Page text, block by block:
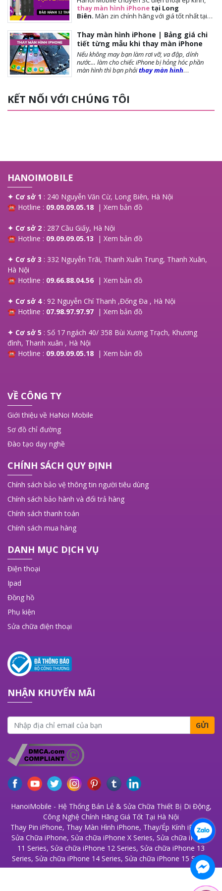
Kết nối / SIM: 1 eSIM, Hỗ trợ nghe
gọi độc lập qua mạng 4G/LTE,
GPS băng tần kép (L1 & L5)
thay màn hình iPhone tại Long
Biên. Màn zin chính hãng với giá tốt nhất tại
15 phút. Chế độ bảo hành tốt nhất tới khách
hàng. Tặng cường lực full màn, tặng ốp lưng,
miễn phí vệ sinh máy.
Thay màn hình iPhone | Bảng giá chi
tiết từng mẫu khi thay màn iPhone
Nếu không may bạn làm rơi vỡ, va đập, dính
nước… làm cho chiếc iPhone bị hỏng hóc phần
màn hình thì bạn phảithay màn hình
đây,Hanoi Mobile
lưu ý trước khi thay màn, các loại màn phổ biến và
giá thay màn hình là bao nhiêu?, mời bạn tham
KẾT NỐI VỚI CHÚNG TÔI
HANOIMOBILE
✦ Cơ sở 1 : 240 Nguyễn Văn Cừ, Long Biên, Hà Nội
☎ Hotline : 09.09.09.05.18 | Xem bản đồ
✦ Cơ sở 2 : 287 Cầu Giấy, Hà Nội
☎ Hotline : 09.09.09.05.13 | Xem bản đồ
✦ Cơ sở 3 : 332 Nguyễn Trãi, Thanh Xuân Trung, Thanh Xuân,
Hà Nội
☎ Hotline : 09.66.88.04.56 | Xem bản đồ
✦ Cơ sở 4: 92 Nguyễn Chí Thanh ,Đống Đa , Hà Nội
☎ Hotline : 07.98.97.97.97 | Xem bản đồ
✦ Cơ sở 5 : Số 17 ngách 40/ 358 Bùi Xương Trạch, Khương
đình, Thanh xuân , Hà Nội
☎ Hotline : 09.09.09.05.18 | Xem bản đồ
VỀ CÔNG TY
Giới thiệu về HaNoi Mobile
Sơ đồ chỉ đường
Đào tạo dạy nghề
CHÍNH SÁCH QUY ĐỊNH
Chính sách bảo vệ thông tin người tiêu dùng
Chính sách bảo hành và đổi trả hàng
Chính sách thanh toán
Chính sách mua hàng
DANH MỤC DỊCH VỤ
Điện thoại
Ipad
Đồng hồ
Phụ kiện
Sửa chữa điện thoại
NHẬN KHUYẾN MÃI
GỬI
HanoiMobile - Hệ Thống Bán Lẻ & Sửa Chữa Thiết Bị Di Động,
Công Nghệ Chính Hãng Giá Tốt Tại Hà Nội
Thay Pin iPhone, Thay Màn Hình iPhone, Thay/Ép Kính iPhone,
Sửa Chữa iPhone, Sửa chữa iPhone X Series, Sửa chữa iPhone
11 Series, Sửa chữa iPhone 12 Series, Sửa chữa iPhone 13
Series, Sửa chữa iPhone 14 Series, Sửa chữa iPhone 15 Series